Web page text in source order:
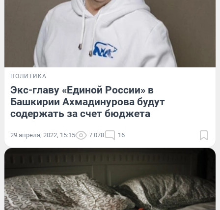
ПОЛИТИКА
Экс-главу «Единой России» в
Башкирии Ахмадинурова будут
содержать за счет бюджета
29 апреля, 2022, 15:15 7 078 16